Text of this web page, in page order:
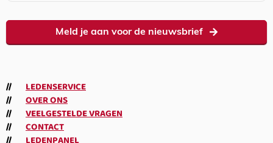
Meld je aan voor de nieuwsbrief
LEDENSERVICE
OVER ONS
VEELGESTELDE VRAGEN
CONTACT